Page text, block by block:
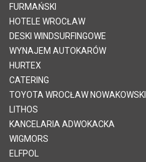
FURMAŃSKI
HOTELE WROCŁAW
DESKI WINDSURFINGOWE
WYNAJEM AUTOKARÓW
HURTEX
CATERING
TOYOTA WROCŁAW NOWAKOWSKI
LITHOS
KANCELARIA ADWOKACKA
WIGMORS
ELFPOL